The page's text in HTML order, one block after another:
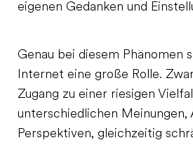
eigenen Gedanken und
Genau bei diesem Phänomen
Internet eine große Rolle.
Zugang zu einer riesigen
unterschiedlichen Meinungen,
Perspektiven, gleichzeitig